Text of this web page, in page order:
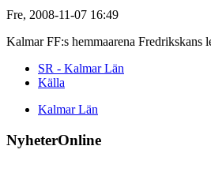
Fre, 2008-11-07 16:49
Kalmar FF:s hemmaarena Fredrikskans
SR - Kalmar Län
Källa
Kalmar Län
NyheterOnline